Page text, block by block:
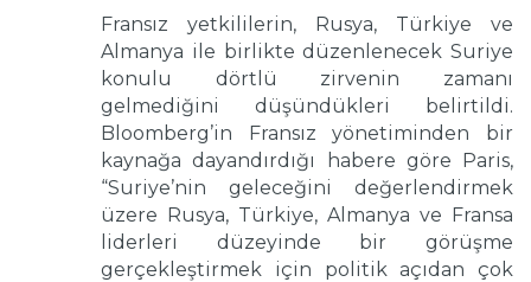
Fransız yetkililerin, Rusya, Türkiye ve
Almanya ile birlikte düzenlenecek Suriye
konulu dörtlü zirvenin zamanı
gelmediğini düşündükleri belirtildi.
Bloomberg’in Fransız yönetiminden bir
kaynağa dayandırdığı habere göre Paris,
“Suriye’nin geleceğini değerlendirmek
üzere Rusya, Türkiye, Almanya ve Fransa
liderleri düzeyinde bir görüşme
gerçekleştirmek için politik açıdan çok